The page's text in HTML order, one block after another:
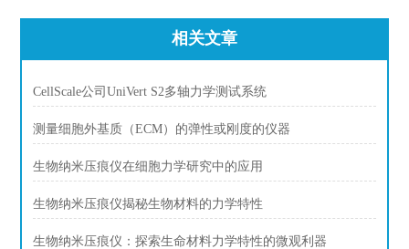
相关文章
CellScale公司UniVert S2多轴力学测试系统
测量细胞外基质（ECM）的弹性或刚度的仪器
生物纳米压痕仪在细胞力学研究中的应用
生物纳米压痕仪揭秘生物材料的力学特性
生物纳米压痕仪：探索生命材料力学特性的微观利器